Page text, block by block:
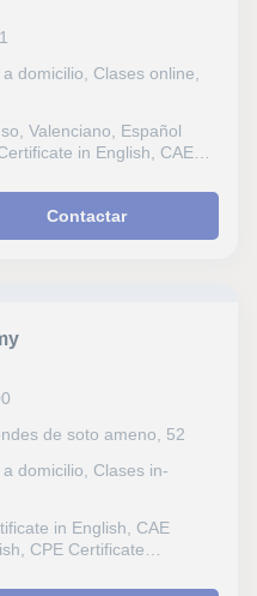
domicilio, Clases online,
Valenciano, Español
in English, CAE
Contactar
de soto ameno, 52
domicilio, Clases in-
in English, CAE
CPE Certificate